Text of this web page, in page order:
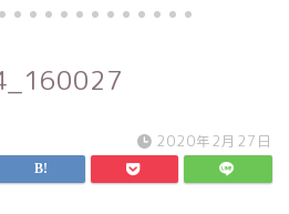
2020年2月27日